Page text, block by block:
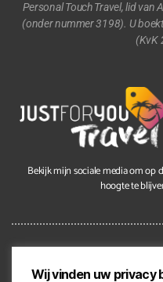
Personal Touch Travel, lid van
(onder nummer 3198). U
(KvK
Bekijk mijn sociale media om op
hoogte te
Wij vinden uw privacy